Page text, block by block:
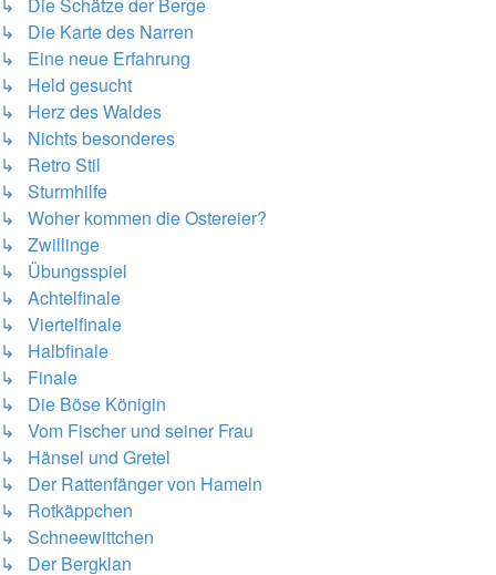
↳ Die Karte des Narren
↳ Eine neue Erfahrung
↳ Held gesucht
↳ Herz des Waldes
↳ Nichts besonderes
↳ Retro Stil
↳ Sturmhilfe
↳ Woher kommen die Ostereier?
↳ Zwillinge
↳ Übungsspiel
↳ Achtelfinale
↳ Viertelfinale
↳ Halbfinale
↳ Finale
↳ Die Böse Königin
↳ Vom Fischer und seiner Frau
↳ Hänsel und Gretel
↳ Der Rattenfänger von Hameln
↳ Rotkäppchen
↳ Schneewittchen
↳ Der Bergklan